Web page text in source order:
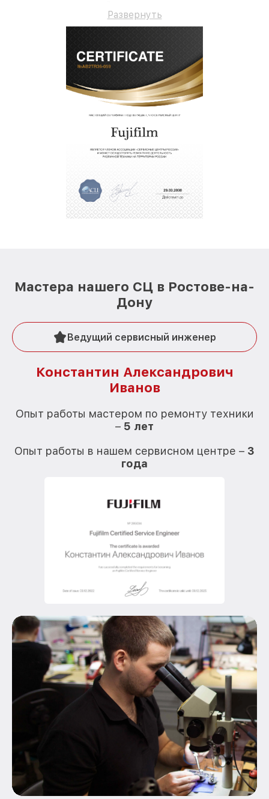
Развернуть
Мастера нашего СЦ в Ростове-на-
Дону
Ведущий сервисный инженер
Константин Александрович
Иванов
Опыт работы мастером по ремонту техники
– 5 лет
Опыт работы в нашем сервисном центре – 3
года